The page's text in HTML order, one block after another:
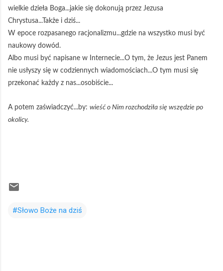
wielkie dzieła Boga...jakie się dokonują przez Jezusa
Chrystusa...Także i dziś...
W epoce rozpasanego racjonalizmu...gdzie na wszystko musi być
naukowy dowód.
Albo musi być napisane w Internecie...O tym, że Jezus jest Panem
nie usłyszy się w codziennych wiadomościach...O tym musi się
przekonać każdy z nas...osobiście...
A potem zaświadczyć...by: wieść o Nim rozchodziła się wszędzie po
okolicy.
#Słowo Boże na dziś